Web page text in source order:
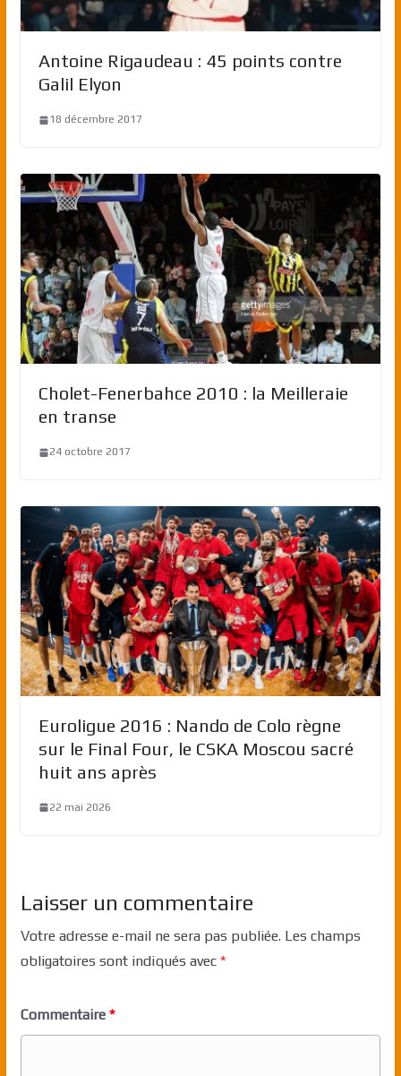
Antoine Rigaudeau : 45 points contre
Galil Elyon
18 décembre 2017
Cholet-Fenerbahce 2010 : la Meilleraie
en transe
24 octobre 2017
Euroligue 2016 : Nando de Colo règne
sur le Final Four, le CSKA Moscou sacré
huit ans après
22 mai 2026
Laisser un commentaire
Votre adresse e-mail ne sera pas publiée. Les champs
obligatoires sont indiqués avec *
Commentaire *